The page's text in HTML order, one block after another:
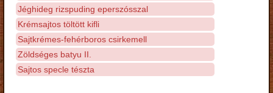
Jéghideg rizspuding eperszósszal
Krémsajtos töltött kifli
Sajtkrémes-fehérboros csirkemell
Zöldséges batyu II.
Sajtos specle tészta